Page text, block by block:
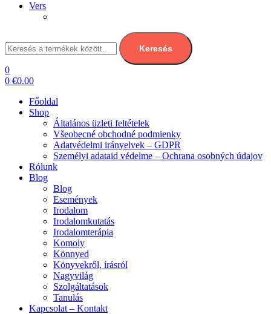
Vers
Keresés
0
0 €0.00
Főoldal
Shop
Általános üzleti feltételek
Všeobecné obchodné podmienky
Adatvédelmi irányelvek – GDPR
Személyi adataid védelme – Ochrana osobných údajov
Rólunk
Blog
Blog
Események
Irodalom
Irodalomkutatás
Irodalomterápia
Komoly
Könnyed
Könyvekről, írásról
Nagyvilág
Szolgáltatások
Tanulás
Kapcsolat – Kontakt